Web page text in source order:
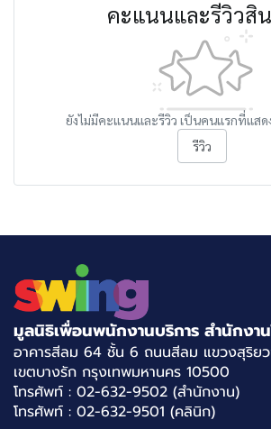
คะแนนและรีวิวสิ
ยังไม่มีคะแนนและรีวิว เป็นคนแรกที่แส
รีวิว
มูลนิธิเพื่อนพนักงานบริการ สำนักงา
อาคารสีลม 64 ชั้น 6 ถนนสีลม แขวงสุริย
เขตบางรัก กรุงเทพมหานคร 10500
โทรศัพท์ : 02-632-9502 (สำนักงาน)
โทรศัพท์ : 02-632-9501 (คลินิก)